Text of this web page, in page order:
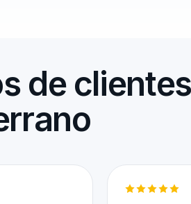
de